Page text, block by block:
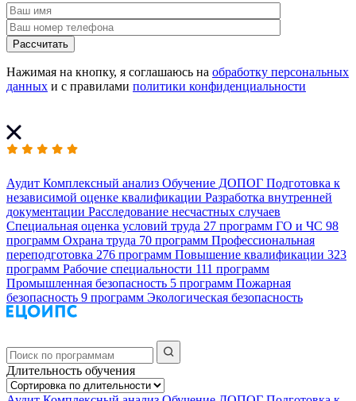
Рассчитать
Нажимая на кнопку, я соглашаюсь на обработку персональных
данных и с правилами политики конфиденциальности
Аудит Комплексный анализ Обучение ДОПОГ Подготовка к
независимой оценке квалификации Разработка внутренней
документации Расследование несчастных случаев
Специальная оценка условий труда 27 программ ГО и ЧС 98
программ Охрана труда 70 программ Профессиональная
переподготовка 276 программ Повышение квалификации 323
программ Рабочие специальности 111 программ
Промышленная безопасность 5 программ Пожарная
безопасность 9 программ Экологическая безопасность
Длительность обучения